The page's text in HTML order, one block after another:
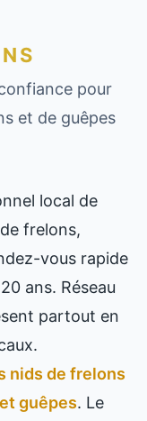
pour
et de guêpes
local de
frelons,
vous rapide
ans. Réseau
partout en
nids de frelons
guêpes. Le